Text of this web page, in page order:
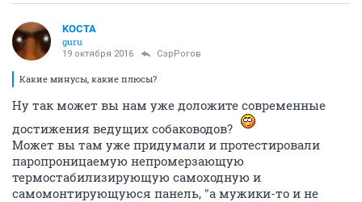
KOCTA
guru
19 октября 2016 СэрРогов
Какие минусы, какие плюсы?
Ну так может вы нам уже доложите современные
достижения ведущих собаководов?
Может вы там уже придумали и протестировали
паропроницаемую непромерзающую
термостабилизирующую самоходную и
самомонтирующуюся панель, "а мужики-то и не